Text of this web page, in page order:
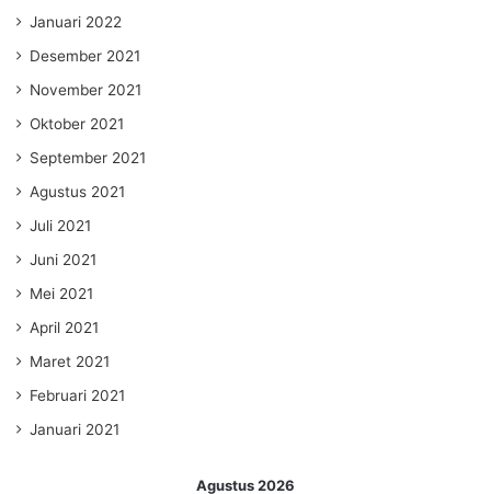
Januari 2022
Desember 2021
November 2021
Oktober 2021
September 2021
Agustus 2021
Juli 2021
Juni 2021
Mei 2021
April 2021
Maret 2021
Februari 2021
Januari 2021
Agustus 2026